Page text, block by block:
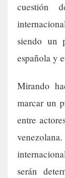
cuestión
siendo un
española y
Mirando
marcar un
entre
serán